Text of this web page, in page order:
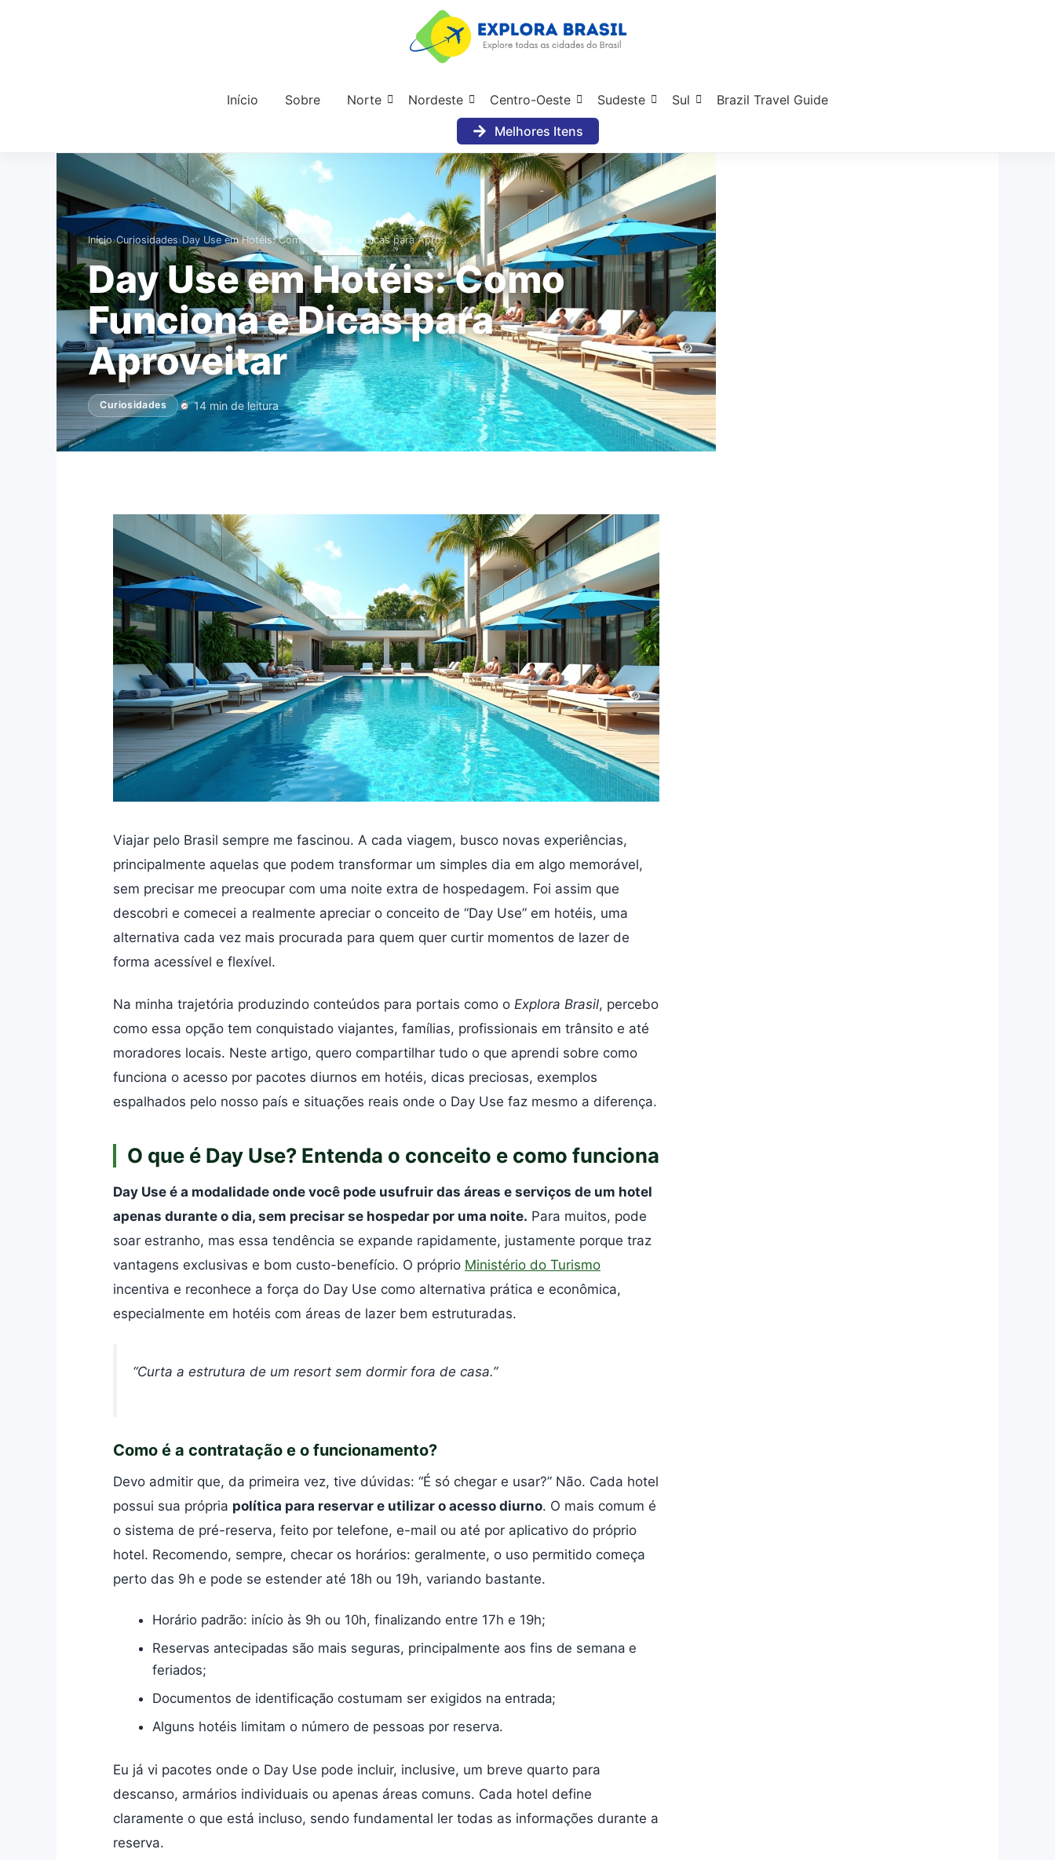
Início Sobre Norte Nordeste Centro-Oeste Sudeste Sul
Brazil Travel Guide
Melhores Itens
Início›Curiosidades›Day Use em Hotéis: Como Funciona e Dicas para Apro…
Day Use em Hotéis: Como
Funciona e Dicas para
Aproveitar
Curiosidades 14 min de leitura
Viajar pelo Brasil sempre me fascinou. A cada viagem, busco novas experiências,
principalmente aquelas que podem transformar um simples dia em algo memorável,
sem precisar me preocupar com uma noite extra de hospedagem. Foi assim que
descobri e comecei a realmente apreciar o conceito de “Day Use” em hotéis, uma
alternativa cada vez mais procurada para quem quer curtir momentos de lazer de
forma acessível e flexível.
Na minha trajetória produzindo conteúdos para portais como o Explora Brasil, percebo
como essa opção tem conquistado viajantes, famílias, profissionais em trânsito e até
moradores locais. Neste artigo, quero compartilhar tudo o que aprendi sobre como
funciona o acesso por pacotes diurnos em hotéis, dicas preciosas, exemplos
espalhados pelo nosso país e situações reais onde o Day Use faz mesmo a diferença.
O que é Day Use? Entenda o conceito e como funciona
Day Use é a modalidade onde você pode usufruir das áreas e serviços de um hotel
apenas durante o dia, sem precisar se hospedar por uma noite. Para muitos, pode
soar estranho, mas essa tendência se expande rapidamente, justamente porque traz
vantagens exclusivas e bom custo-benefício. O próprio Ministério do Turismo
incentiva e reconhece a força do Day Use como alternativa prática e econômica,
especialmente em hotéis com áreas de lazer bem estruturadas.
“Curta a estrutura de um resort sem dormir fora de casa.”
Como é a contratação e o funcionamento?
Devo admitir que, da primeira vez, tive dúvidas: “É só chegar e usar?” Não. Cada hotel
possui sua própria política para reservar e utilizar o acesso diurno. O mais comum é
o sistema de pré-reserva, feito por telefone, e-mail ou até por aplicativo do próprio
hotel. Recomendo, sempre, checar os horários: geralmente, o uso permitido começa
perto das 9h e pode se estender até 18h ou 19h, variando bastante.
Horário padrão: início às 9h ou 10h, finalizando entre 17h e 19h;
Reservas antecipadas são mais seguras, principalmente aos fins de semana e
feriados;
Documentos de identificação costumam ser exigidos na entrada;
Alguns hotéis limitam o número de pessoas por reserva.
Eu já vi pacotes onde o Day Use pode incluir, inclusive, um breve quarto para
descanso, armários individuais ou apenas áreas comuns. Cada hotel define
claramente o que está incluso, sendo fundamental ler todas as informações durante a
reserva.